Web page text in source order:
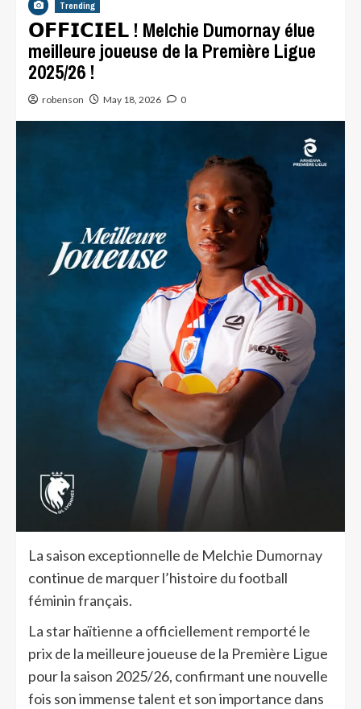
Trending
𝗢𝗙𝗙𝗜𝗖𝗜𝗘𝗟 ! Melchie Dumornay élue
meilleure joueuse de la Première Ligue
2025/26 !
robenson May 18, 2026 0
La saison exceptionnelle de Melchie Dumornay
continue de marquer l’histoire du football
féminin français.
La star haïtienne a officiellement remporté le
prix de la meilleure joueuse de la Première Ligue
pour la saison 2025/26, confirmant une nouvelle
fois son immense talent et son importance dans